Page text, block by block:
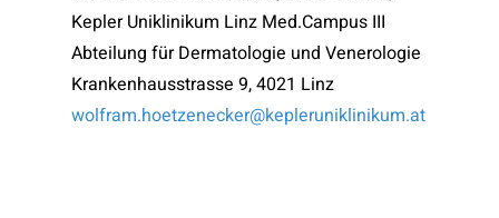
Kepler Uniklinikum Linz Med.Campus III
Abteilung für Dermatologie und Venerologie
Krankenhausstrasse 9, 4021 Linz
wolfram.hoetzenecker@kepleruniklinikum.at